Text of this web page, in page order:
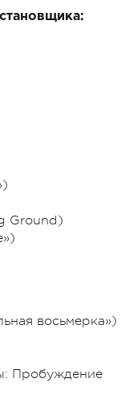
Ground)
восьмерка»)
Пробуждение